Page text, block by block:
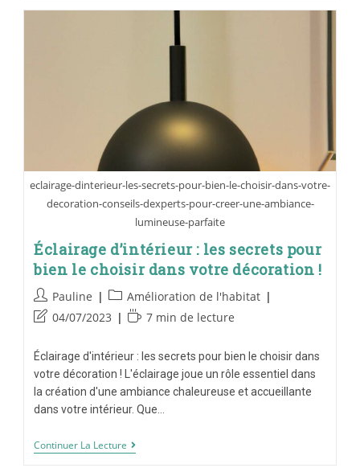
eclairage-dinterieur-les-secrets-pour-bien-le-choisir-dans-votre-
decoration-conseils-dexperts-pour-creer-une-ambiance-
lumineuse-parfaite
Éclairage d’intérieur : les secrets pour
bien le choisir dans votre décoration !
Pauline
Amélioration de l'habitat
04/07/2023
7 min de lecture
Éclairage d'intérieur : les secrets pour bien le choisir dans
votre décoration ! L'éclairage joue un rôle essentiel dans
la création d'une ambiance chaleureuse et accueillante
dans votre intérieur. Que…
Continuer La Lecture